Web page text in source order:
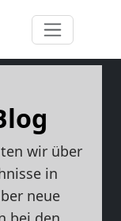
wir über
in
neue